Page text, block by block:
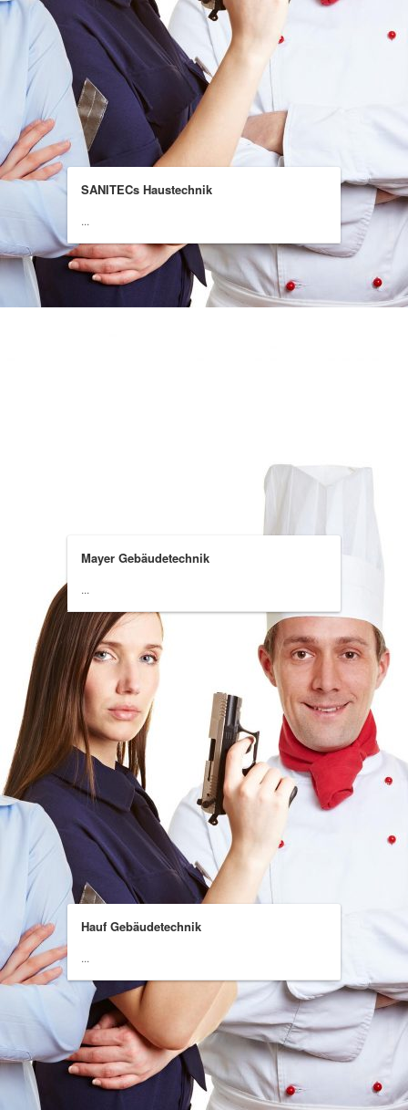
SANITECs Haustechnik
...
Mayer Gebäudetechnik
...
Hauf Gebäudetechnik
...